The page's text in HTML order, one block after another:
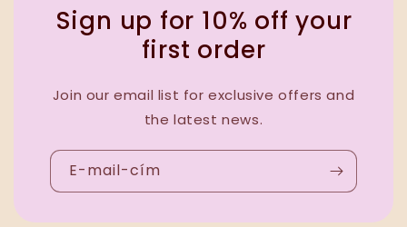
Sign up for 10% off your
first order
Join our email list for exclusive offers and
the latest news.
E-mail-cím